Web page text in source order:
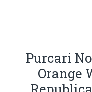
Purcari
Orange